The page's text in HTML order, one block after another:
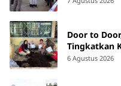
Door to
Tingkatkan
Laut di
6 Agustus 2026